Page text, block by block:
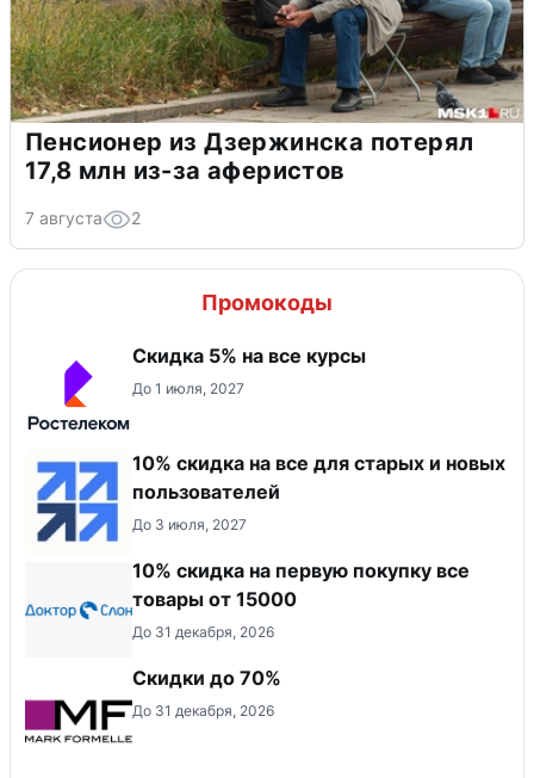
Пенсионер из Дзержинска потерял
17,8 млн из-за аферистов
7 августа 2
Промокоды
Скидка 5% на все курсы
До 1 июля, 2027
10% скидка на все для старых и новых
пользователей
До 3 июля, 2027
10% скидка на первую покупку все
товары от 15000
До 31 декабря, 2026
Скидки до 70%
До 31 декабря, 2026